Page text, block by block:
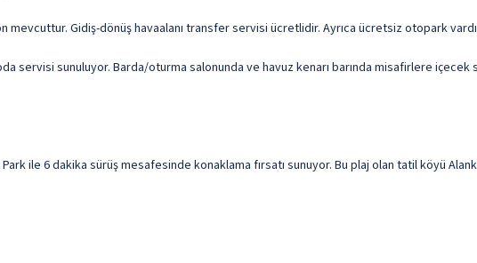
Gidiş-dönüş havaalanı transfer servisi ücretlidir. Ayrıca ücretsiz otopark
servisi sunuluyor. Barda/oturma salonunda ve havuz kenarı barında misafirlere içecek
ile 6 dakika sürüş mesafesinde konaklama fırsatı sunuyor. Bu plaj olan tatil köyü